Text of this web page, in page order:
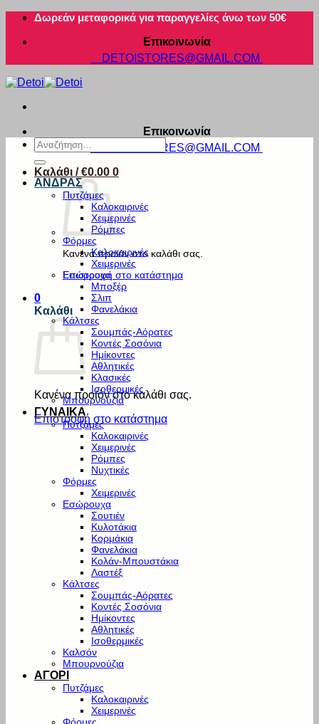
Μετάβαση
περιεχόμενο
Δωρεάν μεταφορικά για παραγγελίες άνω των 50€
Επικοινωνία
DETOISTORES@GMAIL.COM
Επικοινωνία
DETOISTORES@GMAIL.COM
Καλάθι /€0.00 0
Κανένα προϊόν στο καλάθι σας.
Επιστροφή στο κατάστημα
0
Καλάθι
Κανένα προϊόν στο καλάθι σας.
Επιστροφή στο κατάστημα
Αναζήτηση
για:
ΑΝΔΡΑΣ
Πυτζάμες
Καλοκαιρινές
Χειμερινές
Ρόμπες
Φόρμες
Καλοκαιρινές
Χειμερινές
Εσώρουχα
Μποξέρ
Σλιπ
Φανελάκια
Κάλτσες
Σουμπάς-Αόρατες
Κοντές Σοσόνια
Ημίκοντες
Αθλητικές
Κλασικές
Ισοθερμικές
Μπουρνούζια
ΓΥΝΑΙΚΑ
Πυτζάμες
Καλοκαιρινές
Χειμερινές
Ρόμπες
Νυχτικές
Φόρμες
Χειμερινές
Εσώρουχα
Σουτιέν
Κυλοτάκια
Κορμάκια
Φανελάκια
Κολάν-Μπουστάκια
Λαστέξ
Κάλτσες
Σουμπάς-Αόρατες
Κοντές Σοσόνια
Ημίκοντες
Αθλητικές
Ισοθερμικές
Καλσόν
Μπουρνούζια
ΑΓΟΡΙ
Πυτζάμες
Καλοκαιρινές
Χειμερινές